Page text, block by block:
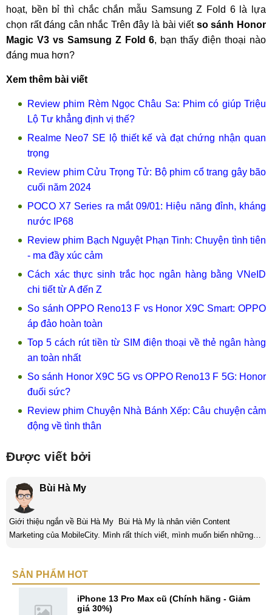
hoạt, bền bỉ thì chắc chắn mẫu Samsung Z Fold 6 là lựa
chọn rất đáng cân nhắc Trên đây là bài viết so sánh Honor
Magic V3 vs Samsung Z Fold 6, bạn thấy điện thoại nào
đáng mua hơn?
Xem thêm bài viết
Review phim Rèm Ngọc Châu Sa: Phim có giúp Triệu
Lộ Tư khẳng định vị thế?
Realme Neo7 SE lộ thiết kế và đạt chứng nhận quan
trọng
Review phim Cửu Trọng Tử: Bộ phim cổ trang gây bão
cuối năm 2024
POCO X7 Series ra mắt 09/01: Hiệu năng đỉnh, kháng
nước IP68
Review phim Bạch Nguyệt Phạn Tinh: Chuyện tình tiên
- ma đầy xúc cảm
Cách xác thực sinh trắc học ngân hàng bằng VNeID
chi tiết từ A đến Z
So sánh OPPO Reno13 F vs Honor X9C Smart: OPPO
áp đảo hoàn toàn
Top 5 cách rút tiền từ SIM điện thoại về thẻ ngân hàng
an toàn nhất
So sánh Honor X9C 5G vs OPPO Reno13 F 5G: Honor
đuối sức?
Review phim Chuyện Nhà Bánh Xếp: Câu chuyện cảm
động về tình thân
Được viết bởi
Bùi Hà My
Giới thiệu ngắn về Bùi Hà My Bùi Hà My là nhân viên Content
Marketing của MobileCity. Mình rất thích viết, mình muốn biến những
của mọi người để từ đó hoàn thiện bản thân hơn. Mình luôn không
SẢN PHẨM HOT
iPhone 13 Pro Max cũ (Chính hãng - Giảm
giá 30%)